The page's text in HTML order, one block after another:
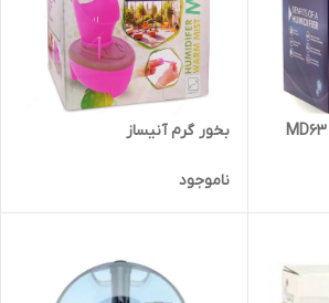
بخور گرم آنیساز
ناموجود